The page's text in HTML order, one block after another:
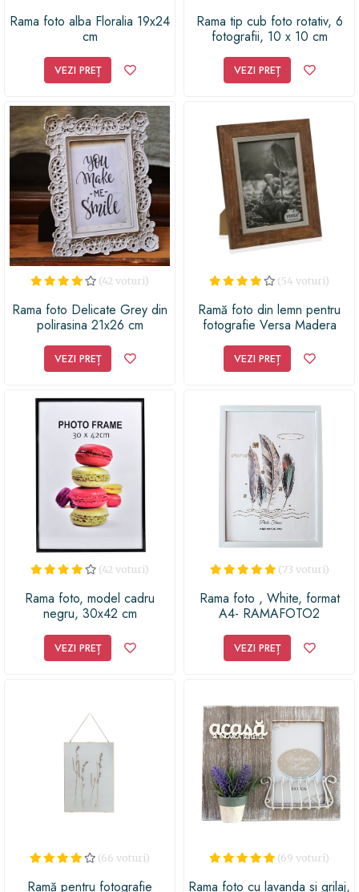
Rama foto alba Floralia 19x24
cm
VEZI PREȚ
Rama tip cub foto rotativ, 6
fotografii, 10 x 10 cm
VEZI PREȚ
(42 voturi)
Rama foto Delicate Grey din
polirasina 21x26 cm
VEZI PREȚ
(54 voturi)
Ramă foto din lemn pentru
fotografie Versa Madera
VEZI PREȚ
(42 voturi)
Rama foto, model cadru
negru, 30x42 cm
VEZI PREȚ
(73 voturi)
Rama foto , White, format
A4- RAMAFOTO2
VEZI PREȚ
(66 voturi)
Ramă pentru fotografie
(69 voturi)
Rama foto cu lavanda si grilaj,